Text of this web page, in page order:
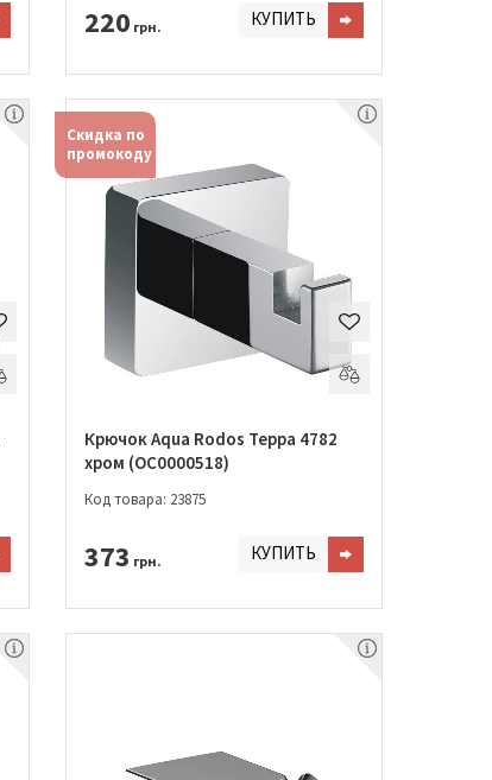
220 грн. КУПИТЬ
Скидка по
промокоду
Крючок Aqua Rodos Терра 4782
хром (OC0000518)
Код товара: 23875
373 грн. КУПИТЬ